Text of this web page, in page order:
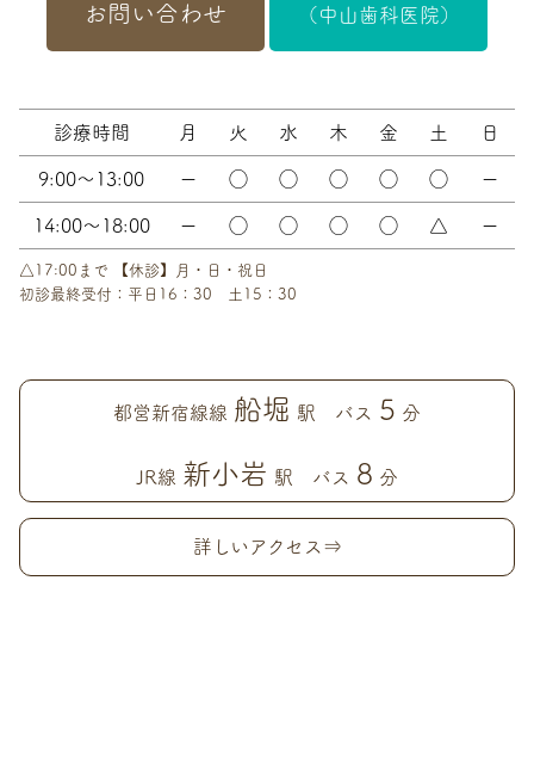
お問い合わせ
（中山歯科医院）
診療時間 月 火 水 木 金 土 日
9:00～13:00 ー ◯ ◯ ◯ ◯ ◯ ー
14:00～18:00 ー ◯ ◯ ◯ ◯ △ ー
△17:00まで 【休診】月・日・祝日
初診最終受付：平日16：30 土15：30
都営新宿線線 船堀 駅 バス 5 分
JR線 新小岩 駅 バス 8 分
詳しいアクセス⇒